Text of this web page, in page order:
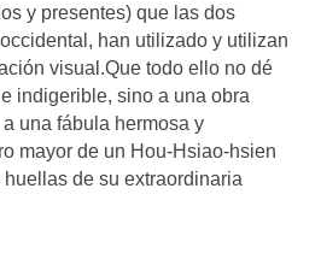
y presentes) que las dos
han utilizado y utilizan
visual.Que todo ello no dé
indigerible, sino a una obra
una fábula hermosa y
mayor de un Hou-Hsiao-hsien
de su extraordinaria